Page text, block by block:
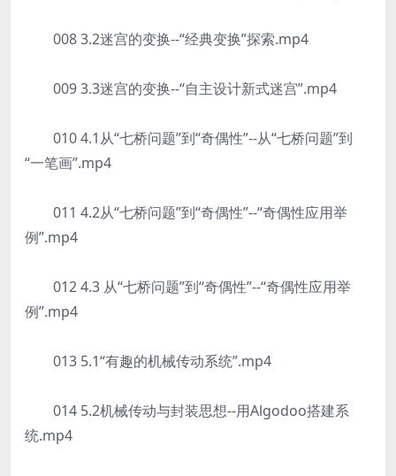
008 3.2迷宫的变换--“经典变换”探索.mp4
009 3.3迷宫的变换--“自主设计新式迷宫”.mp4
010 4.1从“七桥问题”到“奇偶性”--从“七桥问题”到
“一笔画”.mp4
011 4.2从“七桥问题”到“奇偶性”--“奇偶性应用举
例”.mp4
012 4.3 从“七桥问题”到“奇偶性”--“奇偶性应用举
例”.mp4
013 5.1“有趣的机械传动系统”.mp4
014 5.2机械传动与封装思想--用Algodoo搭建系
统.mp4